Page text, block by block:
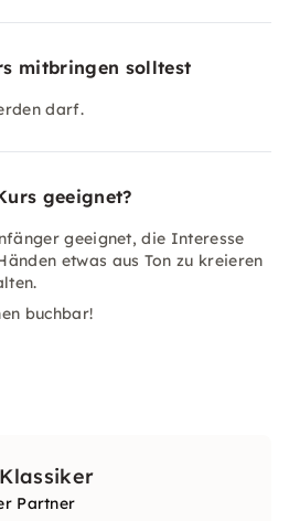
mitbringen solltest
darf.
geeignet?
geeignet, die Interesse
etwas aus Ton zu kreieren
buchbar!
Partner